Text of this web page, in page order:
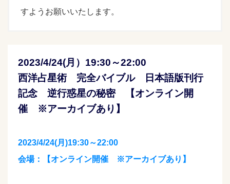
すようお願いいたします。
2023/4/24(月）19:30～22:00
西洋占星術 完全バイブル 日本語版刊行
記念 逆行惑星の秘密 【オンライン開
催 ※アーカイブあり】
2023/4/24(月)19:30～22:00
会場：【オンライン開催 ※アーカイブあり】